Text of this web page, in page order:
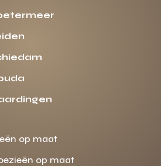
op maat
op maat